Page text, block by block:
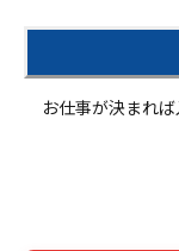
お仕事が決まれ